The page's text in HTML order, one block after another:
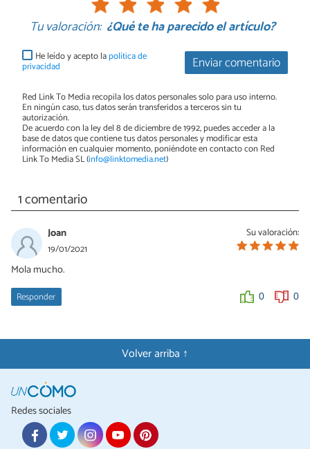
Tu valoración: ¿Qué te ha parecido el artículo?
Enviar comentario
He leído y acepto lapolítica de
privacidad
Red Link To Media recopila los datos personales solo para uso interno.
En ningún caso, tus datos serán transferidos a terceros sin tu
autorización.
De acuerdo con la ley del 8 de diciembre de 1992, puedes acceder a la
base de datos que contiene tus datos personales y modificar esta
información en cualquier momento, poniéndote en contacto con Red
Link To Media SL (info@linktomedia.net)
1 comentario
Su valoración:
Joan
19/01/2021
Mola mucho.
Responder 0 0
Volver arriba ↑
Redes sociales